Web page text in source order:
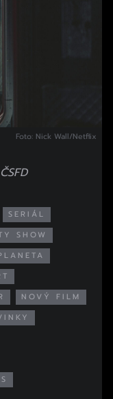
Foto: Nick Wall/Netflix
SERIÁL
SHOW
NOVÝ FILM